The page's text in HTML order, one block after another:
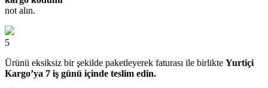
not alın.
5
Ürünü eksiksiz bir şekilde paketleyerek faturası ile birlikte Yurtiçi
Kargo’ya 7 iş günü içinde teslim edin.